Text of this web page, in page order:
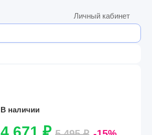
Личный кабинет
В наличии